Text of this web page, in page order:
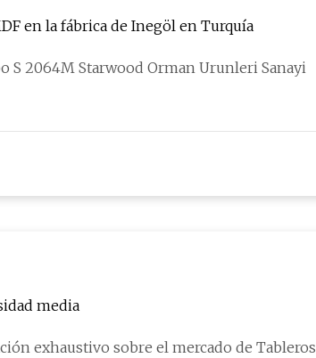
en la fábrica de Inegöl en Turquía
S 2064M Starwood Orman Urunleri Sanayi
media
exhaustivo sobre el mercado de Tableros